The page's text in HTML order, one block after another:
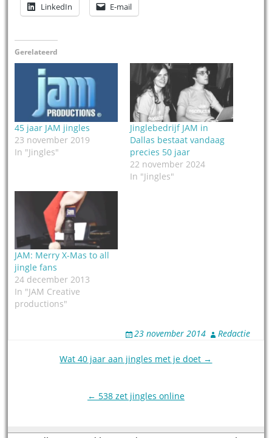
LinkedIn E-mail
Gerelateerd
45 jaar JAM jingles
23 november 2019
In "Jingles"
Jinglebedrijf JAM in
Dallas bestaat vandaag
precies 50 jaar
22 november 2024
In "Jingles"
JAM: Merry X-Mas to all
jingle fans
24 december 2013
In "JAM Creative
productions"
23 november 2014 Redactie
Wat 40 jaar aan jingles met je doet →
← 538 zet jingles online